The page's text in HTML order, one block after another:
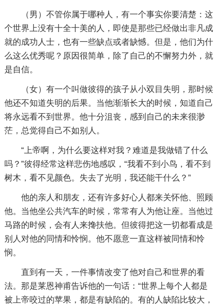
（男）不管你属于哪种人，有一个事实你要清楚：这
个世界上没有十全十美的人，即使是那些已经做出非凡成
就的成功人士，也有一些缺点或者缺憾。但是，他们为什
么这么优秀呢？原因很简单，除了自己的不懈努力外，就
是自信。
（女）有一个叫做彼得的孩子从小双目失明，那时候
他还不知道失明的后果。当他渐渐长大的时候，知道自己
将永远看不到世界。他十分沮丧，感到自己的未来很渺
茫，总觉得自己不如别人。
“上帝啊，为什么要这样对我？难道是我做错了什么
吗？”彼得经常这样悲伤地感叹，“我看不到小鸟，看不到
树木，看不见颜色。失去了光明，我还能干什么？”
他的亲人和朋友，还有许多好心人都来关怀他、照顾
他。当他坐公共汽车的时候，常常有人为他让座。当他过
马路的时候，会有人来搀扶他。但彼得把这一切都看成是
别人对他的同情和怜悯。他不愿意一直这样被同情和怜
悯。
直到有一天，一件事情改变了他对自己和世界的看
法。那是莱恩神甫告诉他的一句话：“世界上每个人都是
被上帝咬过的苹果，都是有缺陷的。有的人缺陷比较大，